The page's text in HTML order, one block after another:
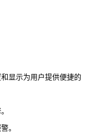
显示为用户提供便捷的
。